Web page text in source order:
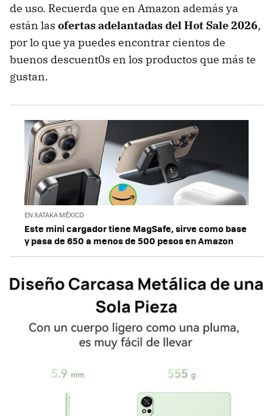
de uso. Recuerda que en Amazon además ya
están las ofertas adelantadas del Hot Sale 2026,
por lo que ya puedes encontrar cientos de
buenos descuent0s en los productos que más te
gustan.
EN XATAKA MÉXICO
Este mini cargador tiene MagSafe, sirve como base
y pasa de 650 a menos de 500 pesos en Amazon